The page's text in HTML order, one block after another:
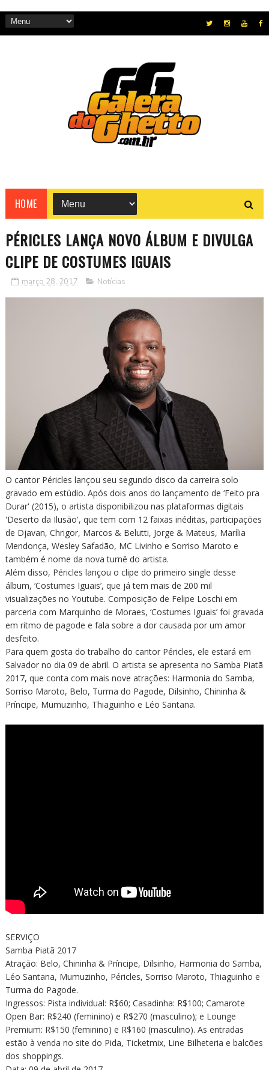
HOME
PÉRICLES LANÇA NOVO ÁLBUM E DIVULGA
CLIPE DE COSTUMES IGUAIS
março 28, 2017 Notícias
O cantor Péricles lançou seu segundo disco da carreira solo
gravado em estúdio. Após dois anos do lançamento de ‘Feito pra
Durar' (2015), o artista disponibilizou nas plataformas digitais
'Deserto da Ilusão', que tem com 12 faixas inéditas, participações
de Djavan, Chrigor, Marcos & Belutti, Jorge & Mateus, Marília
Mendonça, Wesley Safadão, MC Livinho e Sorriso Maroto e
também é nome da nova turnê do artista.
Além disso, Péricles lançou o clipe do primeiro single desse
álbum, ‘Costumes Iguais’, que já tem mais de 200 mil
visualizações no Youtube. Composição de Felipe Loschi em
parceria com Marquinho de Moraes, ‘Costumes Iguais’ foi gravada
em ritmo de pagode e fala sobre a dor causada por um amor
desfeito.
Para quem gosta do trabalho do cantor Péricles, ele estará em
Salvador no dia 09 de abril. O artista se apresenta no Samba Piatã
2017, que conta com mais nove atrações: Harmonia do Samba,
Sorriso Maroto, Belo, Turma do Pagode, Dilsinho, Chininha &
Príncipe, Mumuzinho, Thiaguinho e Léo Santana.
SERVIÇO
Samba Piatã 2017
Atração: Belo, Chininha & Príncipe, Dilsinho, Harmonia do Samba,
Léo Santana, Mumuzinho, Péricles, Sorriso Maroto, Thiaguinho e
Turma do Pagode.
Ingressos: Pista individual: R$60; Casadinha: R$100; Camarote
Open Bar: R$240 (feminino) e R$270 (masculino); e Lounge
Premium: R$150 (feminino) e R$160 (masculino). As entradas
estão à venda no site do Pida, Ticketmix, Line Bilheteria e balcões
dos shoppings.